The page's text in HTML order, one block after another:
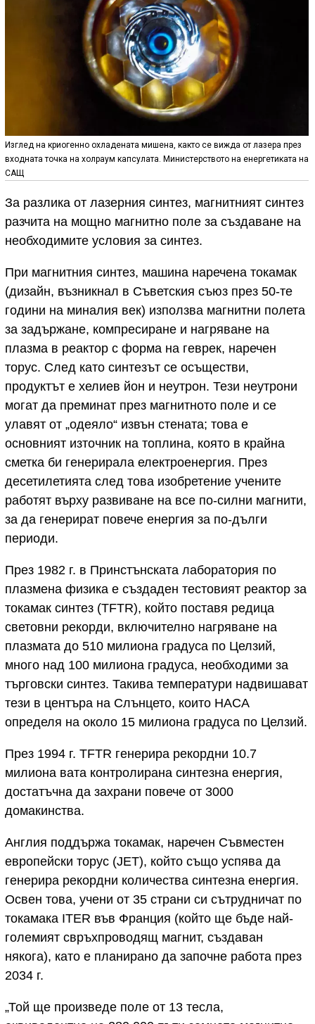
Изглед на криогенно охладената мишена, както се вижда от лазера през
входната точка на холраум капсулата. Министерството на енергетиката на
САЩ
За разлика от лазерния синтез, магнитният синтез
разчита на мощно магнитно поле за създаване на
необходимите условия за синтез.
При магнитния синтез, машина наречена токамак
(дизайн, възникнал в Съветския съюз през 50-те
години на миналия век) използва магнитни полета
за задържане, компресиране и нагряване на
плазма в реактор с форма на геврек, наречен
торус. След като синтезът се осъществи,
продуктът е хелиев йон и неутрон. Тези неутрони
могат да преминат през магнитното поле и се
улавят от „одеяло“ извън стената; това е
основният източник на топлина, която в крайна
сметка би генерирала електроенергия. През
десетилетията след това изобретение учените
работят върху развиване на все по-силни магнити,
за да генерират повече енергия за по-дълги
периоди.
През 1982 г. в Принстънската лаборатория по
плазмена физика е създаден тестовият реактор за
токамак синтез (TFTR), който поставя редица
световни рекорди, включително нагряване на
плазмата до 510 милиона градуса по Целзий,
много над 100 милиона градуса, необходими за
търговски синтез. Такива температури надвишават
тези в центъра на Слънцето, които НАСА
определя на около 15 милиона градуса по Целзий.
През 1994 г. TFTR генерира рекордни 10.7
милиона вата контролирана синтезна енергия,
достатъчна да захрани повече от 3000
домакинства.
Англия поддържа токамак, наречен Съвместен
европейски торус (JET), който също успява да
генерира рекордни количества синтезна енергия.
Освен това, учени от 35 страни си сътрудничат по
токамака ITER във Франция (който ще бъде най-
големият свръхпроводящ магнит, създаван
някога), като е планирано да започне работа през
2034 г.
„Той ще произведе поле от 13 тесла,